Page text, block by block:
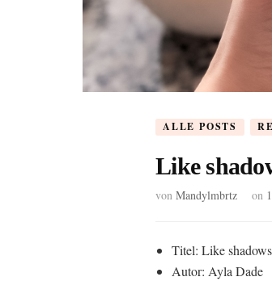
ALLE POSTS
Like
von Mandylmbrtz on
Titel: Like
Autor: Ayla Dade